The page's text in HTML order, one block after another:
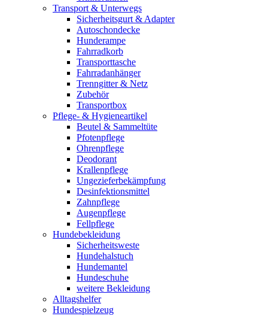
Transport & Unterwegs
Sicherheitsgurt & Adapter
Autoschondecke
Hunderampe
Fahrradkorb
Transporttasche
Fahrradanhänger
Trenngitter & Netz
Zubehör
Transportbox
Pflege- & Hygieneartikel
Beutel & Sammeltüte
Pfotenpflege
Ohrenpflege
Deodorant
Krallenpflege
Ungezieferbekämpfung
Desinfektionsmittel
Zahnpflege
Augenpflege
Fellpflege
Hundebekleidung
Sicherheitsweste
Hundehalstuch
Hundemantel
Hundeschuhe
weitere Bekleidung
Alltagshelfer
Hundespielzeug